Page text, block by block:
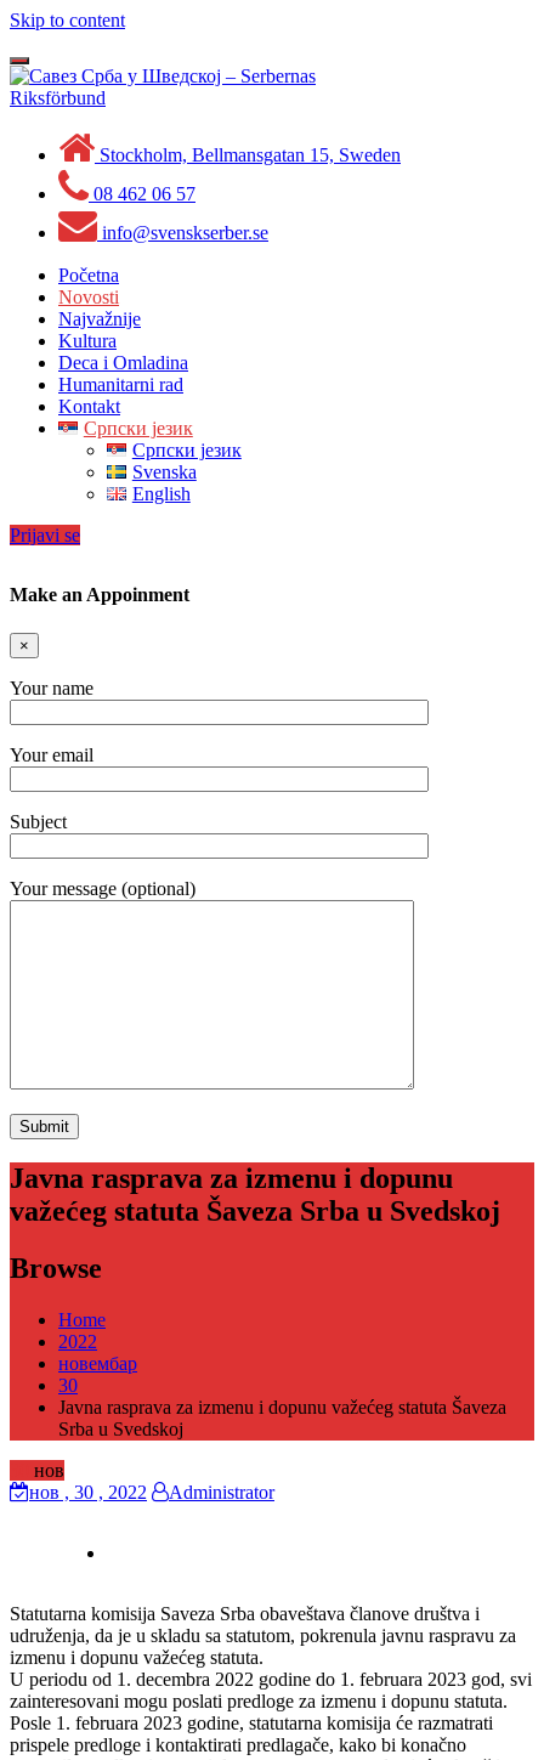
Skip to content
Toggle
navigation
Stockholm, Bellmansgatan 15, Sweden
08 462 06 57
info@svenskserber.se
Početna
Novosti
Najvažnije
Kultura
Deca i Omladina
Humanitarni rad
Kontakt
Српски језик
Српски језик
Svenska
English
Prijavi se
Make an Appoinment
×
Your name
Your email
Subject
Your message (optional)
Javna rasprava za izmenu i dopunu
važećeg statuta Šaveza Srba u Svedskoj
Browse
Home
2022
новембар
30
Javna rasprava za izmenu i dopunu važećeg statuta Šaveza
Srba u Svedskoj
нов
нов , 30 , 2022 Administrator
Statutarna komisija Saveza Srba obaveštava članove društva i
udruženja, da je u skladu sa statutom, pokrenula javnu raspravu za
izmenu i dopunu važećeg statuta.
U periodu od 1. decembra 2022 godine do 1. februara 2023 god, svi
zainteresovani mogu poslati predloge za izmenu i dopunu statuta.
Posle 1. februara 2023 godine, statutarna komisija će razmatrati
prispele predloge i kontaktirati predlagače, kako bi konačno